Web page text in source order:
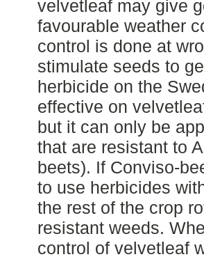
velvetleaf may give
favourable weather
control is done at
stimulate seeds to
herbicide on the
effective on
but it can only be
that are resistant to
beets). If Conviso-
to use herbicides
the rest of the crop
resistant weeds.
control of velvetleaf